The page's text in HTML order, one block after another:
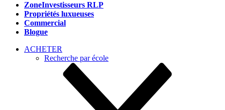
ZoneInvestisseurs RLP
Propriétés luxueuses
Commercial
Blogue
ACHETER
Recherche par école